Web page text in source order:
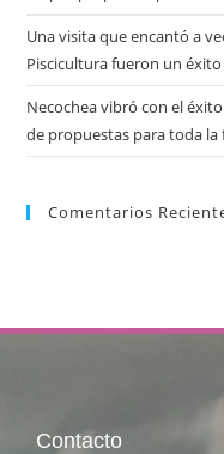
Una visita que encantó a
Piscicultura fueron un
Necochea vibró con el
de propuestas para toda la
Comentarios
Contacto